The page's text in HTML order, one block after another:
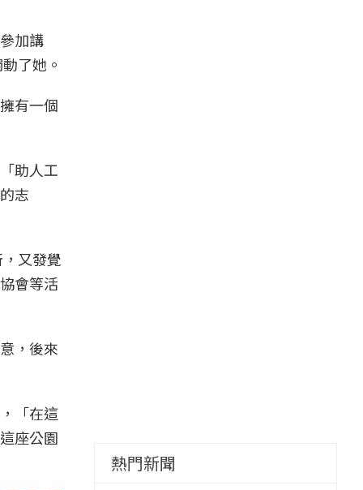
加講
了她。
有一個
助人工
志
又發覺
會等活
，後來
「在這
座公園
熱門新聞